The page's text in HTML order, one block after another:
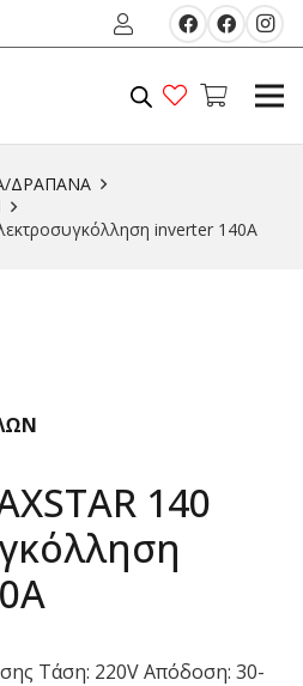
ΔΡΑΠΑΝΑ
inverter 140A
140
Τάση: 220V Απόδοση: 30-